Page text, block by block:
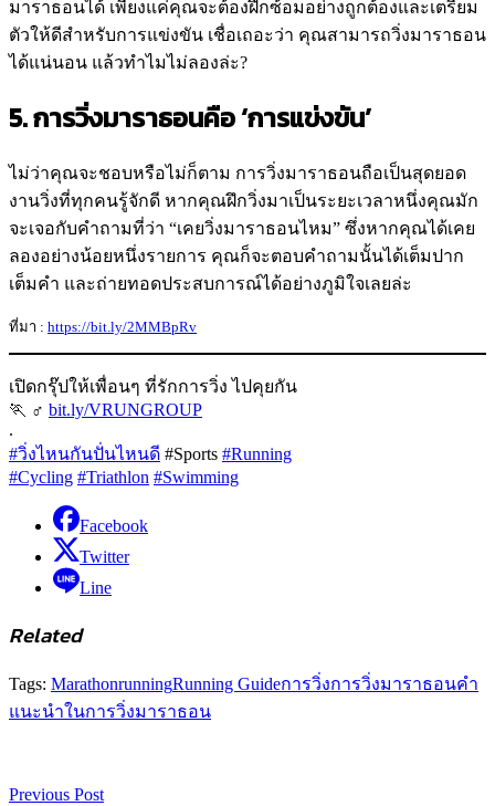
มาราธอนได้ เพียงแค่คุณจะต้องฝึกซ้อมอย่างถูกต้องและเตรียม
ตัวให้ดีสำหรับการแข่งขัน เชื่อเถอะว่า คุณสามารถวิ่งมาราธอน
ได้แน่นอน แล้วทำไมไม่ลองล่ะ?
5. การวิ่งมาราธอนคือ ‘การแข่งขัน’
ไม่ว่าคุณจะชอบหรือไม่ก็ตาม การวิ่งมาราธอนถือเป็นสุดยอด
งานวิ่งที่ทุกคนรู้จักดี หากคุณฝึกวิ่งมาเป็นระยะเวลาหนึ่งคุณมัก
จะเจอกับคำถามที่ว่า “เคยวิ่งมาราธอนไหม” ซึ่งหากคุณได้เคย
ลองอย่างน้อยหนึ่งรายการ คุณก็จะตอบคำถามนั้นได้เต็มปาก
เต็มคำ และถ่ายทอดประสบการณ์ได้อย่างภูมิใจเลยล่ะ
ที่มา : https://bit.ly/2MMBpRv
เปิดกรุ๊ปให้เพื่อนๆ ที่รักการวิ่ง ไปคุยกัน
🏃 ‍♂ bit.ly/VRUNGROUP
.
#วิ่งไหนกันปั่นไหนดี #Sports #Running
#Cycling #Triathlon #Swimming
Facebook
Twitter
Line
Related
Tags: MarathonrunningRunning Guideการวิ่งการวิ่งมาราธอนคำ
แนะนำในการวิ่งมาราธอน
Previous Post